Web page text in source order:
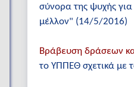
σύνορα της ψυχής
μέλλον" (14/5/2016)
Βράβευση δράσεων
το ΥΠΠΕΘ σχετικά με